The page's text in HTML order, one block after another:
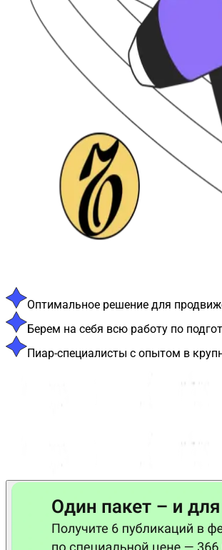
Оптимальное решение для
Берем на себя всю работу по
Пиар-специалисты с опытом в